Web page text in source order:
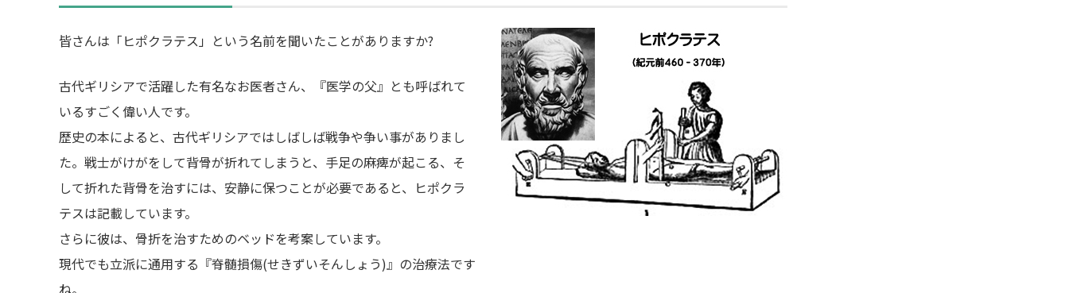
皆さんは「ヒポクラテス」という名前を聞いたことがありますか?
古代ギリシアで活躍した有名なお医者さん、『医学の父』とも呼ばれて
いるすごく偉い人です。
歴史の本によると、古代ギリシアではしばしば戦争や争い事がありまし
た。戦士がけがをして背骨が折れてしまうと、手足の麻痺が起こる、そ
して折れた背骨を治すには、安静に保つことが必要であると、ヒポクラ
テスは記載しています。
さらに彼は、骨折を治すためのベッドを考案しています。
現代でも立派に通用する『脊髄損傷(せきずいそんしょう)』の治療法です
ね。